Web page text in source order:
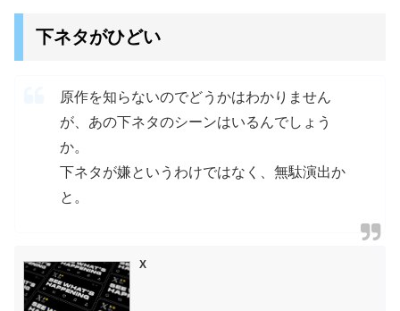
下ネタがひどい
原作を知らないのでどうかはわかりません
が、あの下ネタのシーンはいるんでしょう
か。
下ネタが嫌というわけではなく、無駄演出か
と。
X